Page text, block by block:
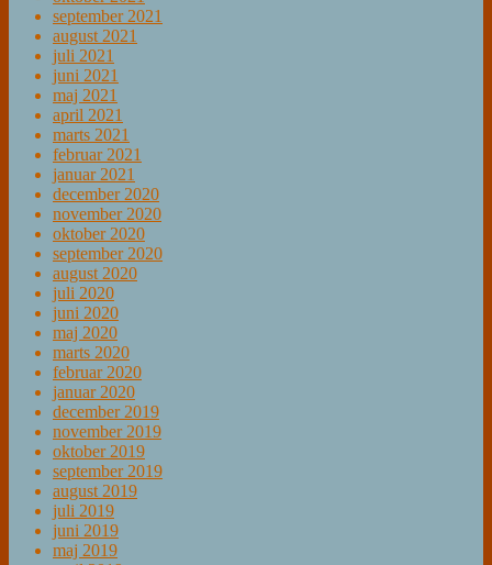
september 2021
august 2021
juli 2021
juni 2021
maj 2021
april 2021
marts 2021
februar 2021
januar 2021
december 2020
november 2020
oktober 2020
september 2020
august 2020
juli 2020
juni 2020
maj 2020
marts 2020
februar 2020
januar 2020
december 2019
november 2019
oktober 2019
september 2019
august 2019
juli 2019
juni 2019
maj 2019